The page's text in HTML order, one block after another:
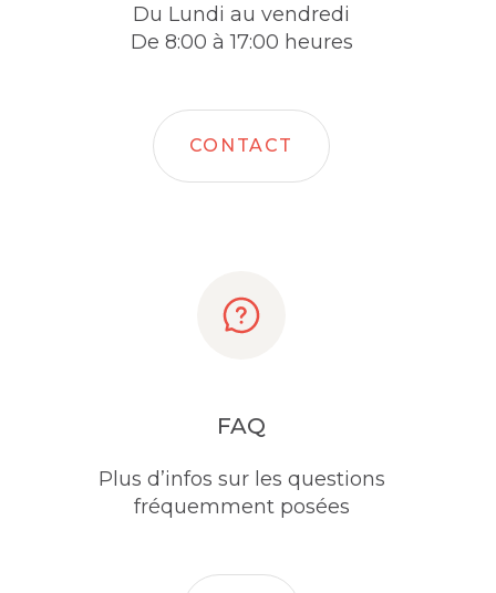
Du Lundi au vendredi
De 8:00 à 17:00 heures
CONTACT
FAQ
Plus d’infos sur les questions
fréquemment posées